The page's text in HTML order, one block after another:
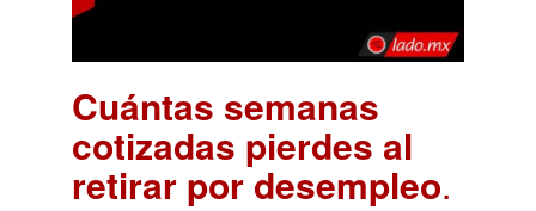
Cuántas semanas
cotizadas pierdes al
retirar por desempleo.